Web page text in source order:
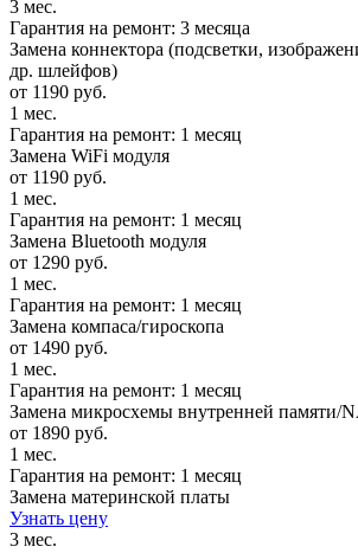
3 мес.
Гарантия на ремонт: 3 месяца
Замена коннектора (подсветки,
др. шлейфов)
от 1190 руб.
1 мес.
Гарантия на ремонт: 1 месяц
Замена WiFi модуля
от 1190 руб.
1 мес.
Гарантия на ремонт: 1 месяц
Замена Bluetooth модуля
от 1290 руб.
1 мес.
Гарантия на ремонт: 1 месяц
Замена компаса/гироскопа
от 1490 руб.
1 мес.
Гарантия на ремонт: 1 месяц
Замена микросхемы внутренней памяти/
от 1890 руб.
1 мес.
Гарантия на ремонт: 1 месяц
Замена материнской платы
Узнать цену
3 мес.